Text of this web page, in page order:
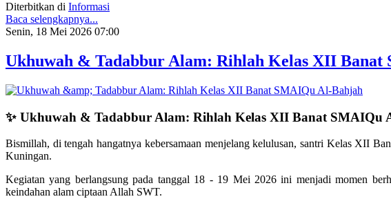
Diterbitkan di Informasi
Baca selengkapnya...
Senin, 18 Mei 2026 07:00
Ukhuwah & Tadabbur Alam: Rihlah Kelas XII Banat
✨ Ukhuwah & Tadabbur Alam: Rihlah Kelas XII Banat SMAIQu
Bismillah, di tengah hangatnya kebersamaan menjelang kelulusan, santri Kelas XII
Kuningan.
Kegiatan yang berlangsung pada tanggal 18 - 19 Mei 2026 ini menjadi momen
keindahan alam ciptaan Allah SWT.